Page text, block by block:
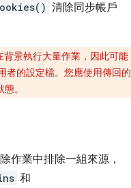
清除同步帳戶
景執行大量作業，因此可能
者的設定檔。您應使用傳回的
。
作業中排除一組來源，
和